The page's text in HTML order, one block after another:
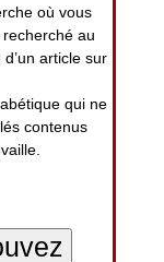
où vous
au
article sur
qui ne
contenus